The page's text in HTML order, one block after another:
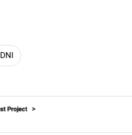
DNI